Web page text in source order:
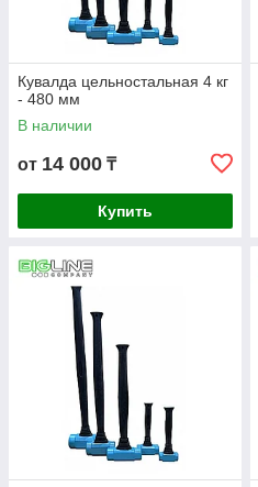
Кувалда цельностальная 4 кг
- 480 мм
В наличии
от 14 000 ₸
Купить